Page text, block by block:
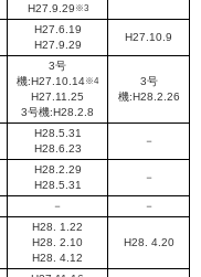
H27.9.29 ※3
H27.6.19
H27.9.29
H27.10.9
3号
機:H27.10.14※4
H27.11.25
3号機:H28.2.8
3号
機:H28.2.26
H28.5.31
H28.6.23
－
H28.2.29
H28.5.31
－
－ －
H28. 1.22
H28. 2.10
H28. 4.12
H28. 4.20